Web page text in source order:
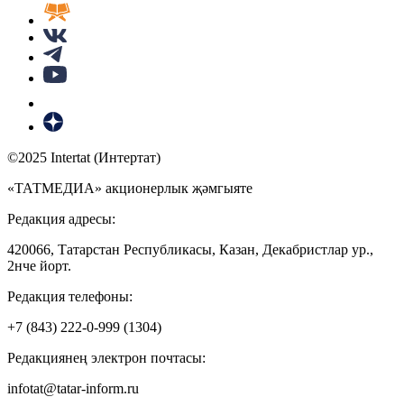
©2025 Intertat (Интертат)
«ТАТМЕДИА» акционерлык җәмгыяте
Редакция адресы:
420066, Татарстан Республикасы, Казан, Декабристлар ур.,
2нче йорт.
Редакция телефоны:
+7 (843) 222-0-999 (1304)
Редакциянең электрон почтасы:
infotat@tatar-inform.ru